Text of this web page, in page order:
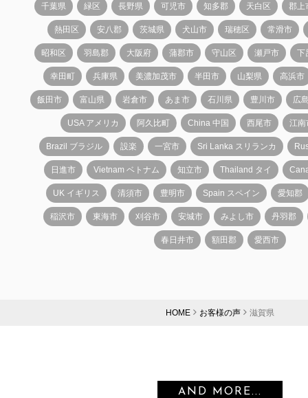
千葉県 緑区 長野県 可児市 知多郡 天白区 郡上
熱田区 安八郡 茨城県 犬山市 瑞穂区 常滑市
昭和区 羽島郡 大阪府 蒲郡市 守山区 瀬戸市 下
幸田町 兵庫県 美濃加茂市 半田市 山梨県 高浜市
飯田市 富山県 岩倉市 あま市 石川県 豊川市 広
USA アメリカ 阿久比町 China 中国 西尾市 江南
Brazil ブラジル 設楽 一宮市 Sri Lanka スリランカ
日進市 Vietnam ベトナム 知立市 Thailand タイ
UK イギリス 清須市 豊明市 Spain スペイン 愛知郡
稲沢市 東海市 刈谷市 安城市 みよし市 丹羽郡
春日井市 額田郡 愛西市
HOME お客様の声 滋賀県
AND MORE...